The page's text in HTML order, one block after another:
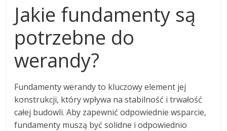
Jakie fundamenty są
potrzebne do
werandy?
Fundamenty werandy to kluczowy element jej
konstrukcji, który wpływa na stabilność i trwałość
całej budowli. Aby zapewnić odpowiednie wsparcie,
fundamenty muszą być solidne i odpowiednio